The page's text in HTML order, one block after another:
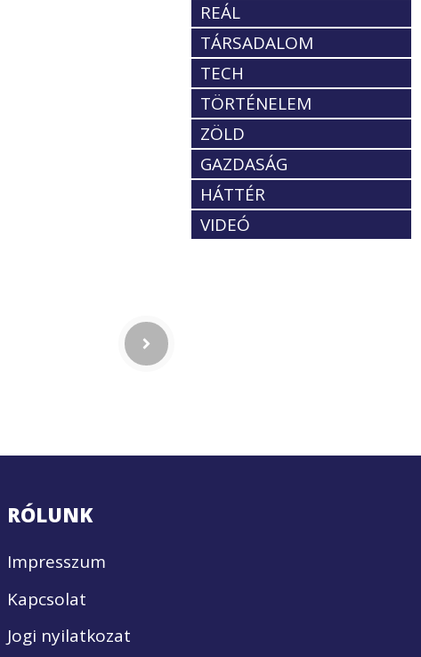
REÁL
TÁRSADALOM
TECH
TÖRTÉNELEM
ZÖLD
GAZDASÁG
HÁTTÉR
VIDEÓ
RÓLUNK
Impresszum
Kapcsolat
Jogi nyilatkozat